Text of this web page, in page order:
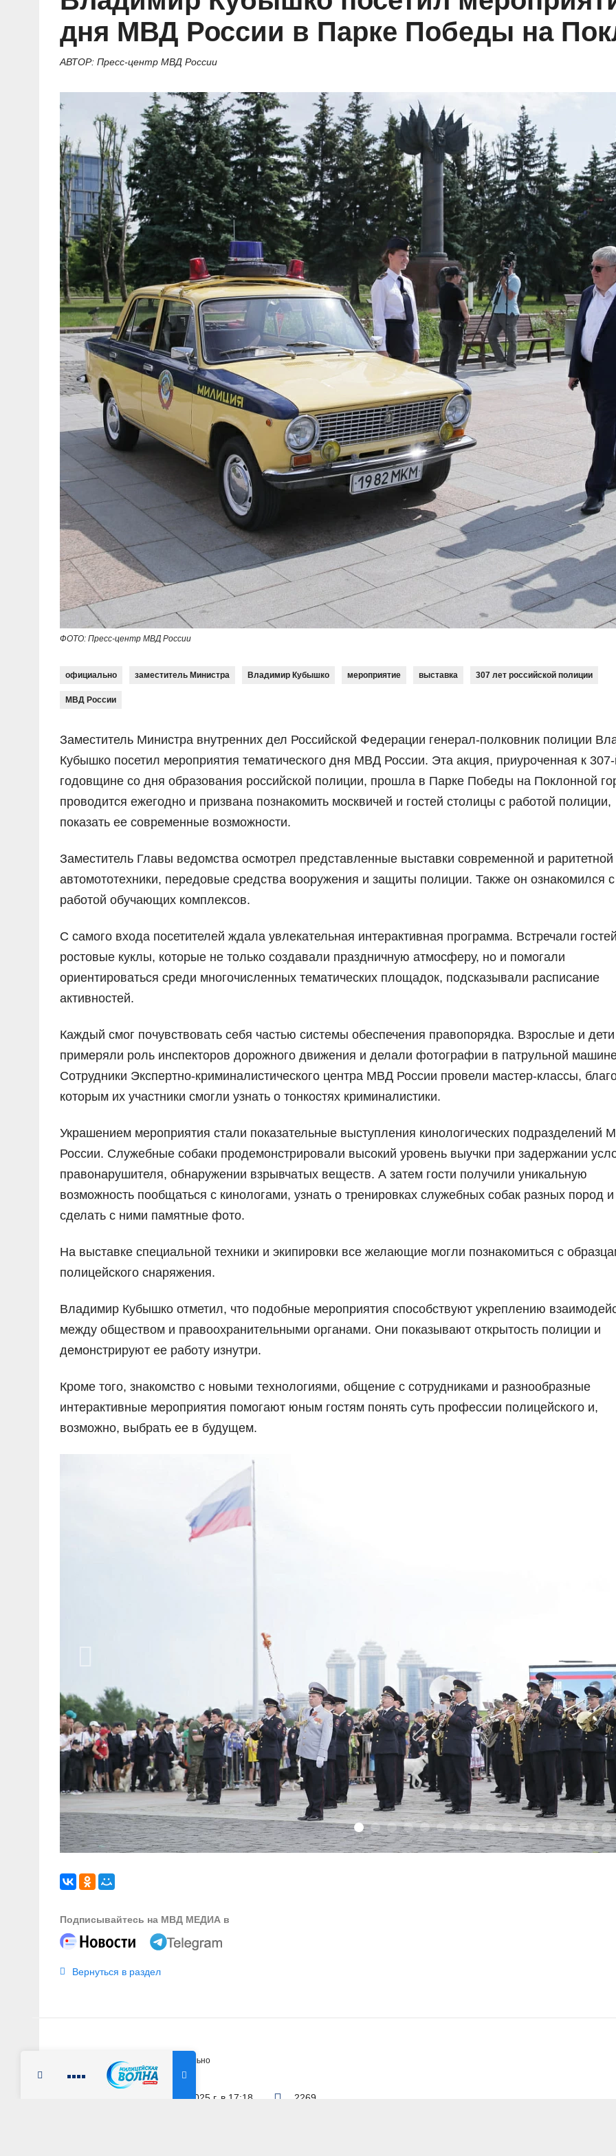
Документальные фильмы
В знании сила
Специальный репортаж
КиберПОСТОВОЙ
Газета «Щит и меч»
Журнал «Полиция России»
О ПОРТАЛЕ
дня МВД России в Парке Победы на
АВТОР: Пресс-центр МВД России
ФОТО: Пресс-центр МВД России
официально заместитель Министра Владимир Кубышко мероприятие выставка 307 лет российской полиции
МВД России
Заместитель Министра внутренних дел Российской Федерации генерал-полковник полиции
Кубышко посетил мероприятия тематического дня МВД России. Эта акция, приуроченная к
годовщине со дня образования российской полиции, прошла в Парке Победы на Поклонной
проводится ежегодно и призвана познакомить москвичей и гостей столицы с работой полиции,
показать ее современные возможности.
Заместитель Главы ведомства осмотрел представленные выставки современной и раритетной
автомототехники, передовые средства вооружения и защиты полиции. Также он ознакомился с
работой обучающих комплексов.
С самого входа посетителей ждала увлекательная интерактивная программа. Встречали гостей
ростовые куклы, которые не только создавали праздничную атмосферу, но и помогали
ориентироваться среди многочисленных тематических площадок, подсказывали расписание
активностей.
Каждый смог почувствовать себя частью системы обеспечения правопорядка. Взрослые и дети
примеряли роль инспекторов дорожного движения и делали фотографии в патрульной
Сотрудники Экспертно-криминалистического центра МВД России провели мастер-классы,
которым их участники смогли узнать о тонкостях криминалистики.
Украшением мероприятия стали показательные выступления кинологических подразделений
России. Служебные собаки продемонстрировали высокий уровень выучки при задержании
правонарушителя, обнаружении взрывчатых веществ. А затем гости получили уникальную
возможность пообщаться с кинологами, узнать о тренировках служебных собак разных пород и
сделать с ними памятные фото.
На выставке специальной техники и экипировки все желающие могли познакомиться с
полицейского снаряжения.
Владимир Кубышко отметил, что подобные мероприятия способствуют укреплению
между обществом и правоохранительными органами. Они показывают открытость полиции и
демонстрируют ее работу изнутри.
Кроме того, знакомство с новыми технологиями, общение с сотрудниками и разнообразные
интерактивные мероприятия помогают юным гостям понять суть профессии полицейского и,
возможно, выбрать ее в будущем.
Подписывайтесь на МВД МЕДИА в
Вернуться в раздел
Новости Официально
6 июня 2025 г. в 17:18 2269
Радио Милицейская волна